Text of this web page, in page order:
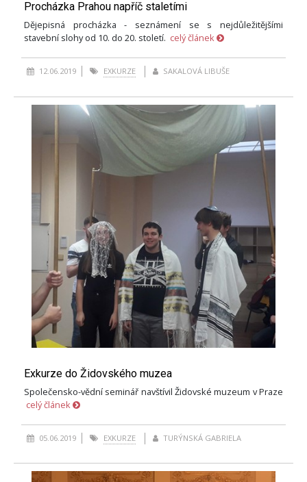
Procházka Prahou napříč staletími
Dějepisná procházka - seznámení se s nejdůležitějšími
stavební slohy od 10. do 20. století. celý článek
12.06.2019 EXKURZE SAKALOVÁ LIBUŠE
Exkurze do Židovského muzea
Společensko-vědní seminář navštívil Židovské muzeum v Praze
celý článek
05.06.2019 EXKURZE TURÝNSKÁ GABRIELA